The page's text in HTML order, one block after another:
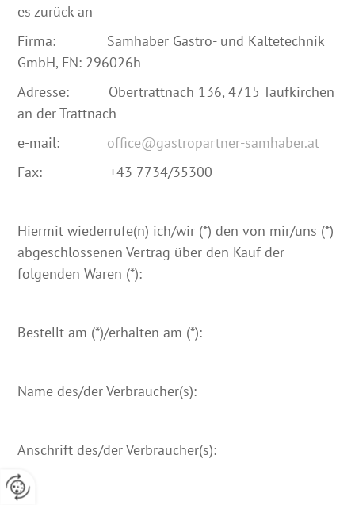
es zurück an
Firma: Samhaber Gastro- und Kältetechnik
GmbH, FN: 296026h
Adresse: Obertrattnach 136, 4715 Taufkirchen
an der Trattnach
e-mail: office@gastropartner-samhaber.at
Fax: +43 7734/35300
Hiermit wiederrufe(n) ich/wir (*) den von mir/uns (*)
abgeschlossenen Vertrag über den Kauf der
folgenden Waren (*):
Bestellt am (*)/erhalten am (*):
Name des/der Verbraucher(s):
Anschrift des/der Verbraucher(s):